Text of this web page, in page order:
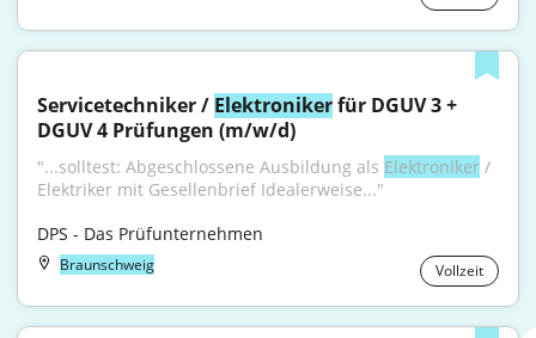
Servicetechniker / Elektroniker für DGUV 3 +
DGUV 4 Prüfungen (m/w/d)
"...solltest: Abgeschlossene Ausbildung als Elektroniker /
Elektriker mit Gesellenbrief Idealerweise..."
DPS - Das Prüfunternehmen
Braunschweig Vollzeit